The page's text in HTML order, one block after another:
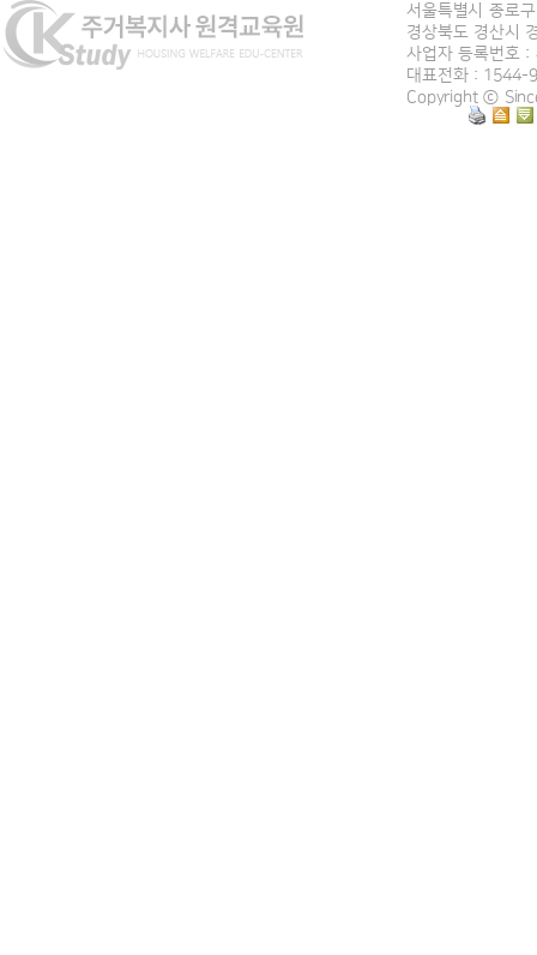
서울특별시 종로
경상북도 경산시
사업자 등록번호
대표전화 : 1544-
Copyright ⓒ